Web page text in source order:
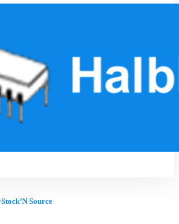
Stock’N Source